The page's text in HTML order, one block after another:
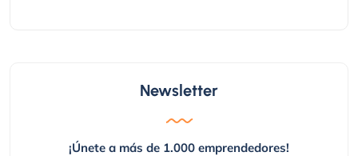
Newsletter
¡Únete a más de 1.000 emprendedores!